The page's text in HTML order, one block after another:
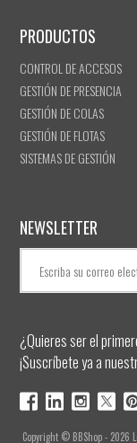
PRODUCTOS
CONTROL DE ACCESOS
GESTIÓN DE PRESENCIA
GESTIÓN DE COLAS
GESTIÓN DE FLOTAS
SISTEMAS DE GESTIÓN
NEWSLETTER
¿Quieres ser el
¡Suscríbete ya a
Copyright © BBShop - 2026